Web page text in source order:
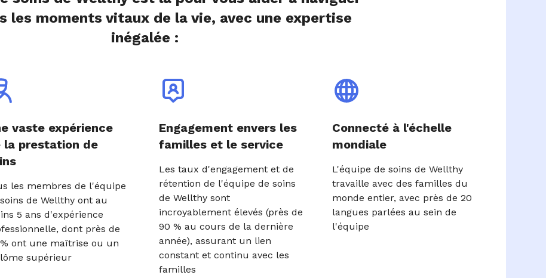
les moments vitaux de la vie, avec une expertise
inégalée :
vaste expérience
la prestation de
les membres de l'équipe
de Wellthy ont au
5 ans d'expérience
dont près de
ont une maîtrise ou un
supérieur
Engagement envers les
familles et le service
Les taux d'engagement et de
rétention de l'équipe de soins
de Wellthy sont
incroyablement élevés (près de
90 % au cours de la dernière
année), assurant un lien
constant et continu avec les
familles
Connecté à l'échelle
mondiale
L'équipe de soins de Wellthy
travaille avec des familles du
monde entier, avec près de 20
langues parlées au sein de
l'équipe